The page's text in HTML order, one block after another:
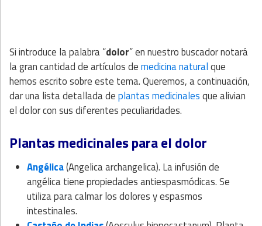
Si introduce la palabra “dolor” en nuestro buscador notará
la gran cantidad de artículos demedicina naturalque
hemos escrito sobre este tema. Queremos, a continuación,
dar una lista detallada deplantas medicinalesque alivian
el dolor con sus diferentes peculiaridades.
Plantas medicinales para el dolor
Angélica(Angelica archangelica). La infusión de
angélica tiene propiedades antiespasmódicas. Se
utiliza para calmar los dolores y espasmos
intestinales.